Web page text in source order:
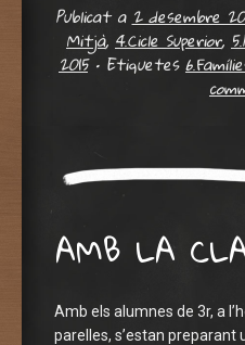
Publicat a2 desembre
Mitjà, 4.Cicle Superior,
2015 • Etiquetes
AMB LA
Amb els alumnes de 3r, a
parelles, s’estan preparant